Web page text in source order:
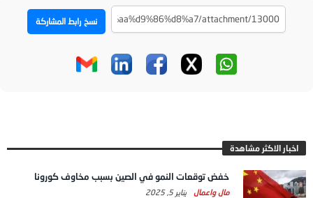
نسخ رابط المشاركة
اخبار الاكثر مشاهدة
خفض توقعات النمو في الصين بسبب مخاوف كورونا
مال واعمال يناير 5, 2025